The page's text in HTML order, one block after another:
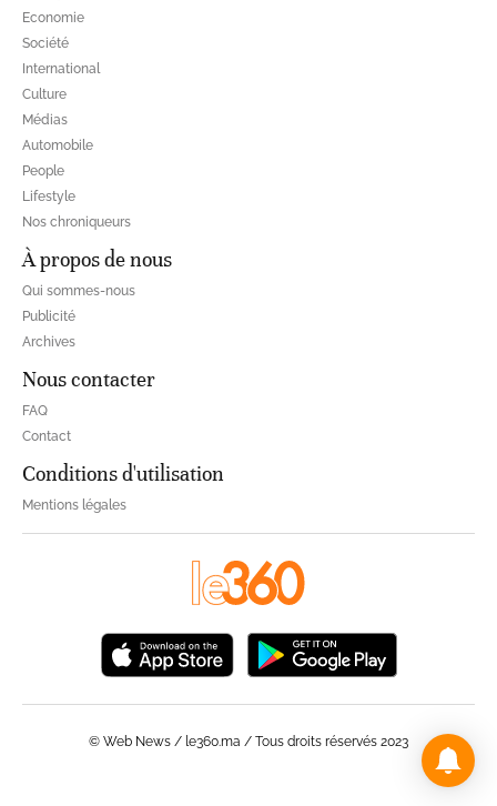
Economie
Société
International
Culture
Médias
Automobile
People
Lifestyle
Nos chroniqueurs
À propos de nous
Qui sommes-nous
Publicité
Archives
Nous contacter
FAQ
Contact
Conditions d'utilisation
Mentions légales
© Web News / le360.ma / Tous droits réservés 2023